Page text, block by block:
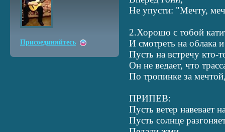
Не упусти: "Мечту,
2.Хорошо с тобой
И смотреть на облака
Пусть на встречу кто-
Он не ведает, что
По тропинке за
ПРИПЕВ:
Пусть ветер навевает
Пусть солнце
Присоединяйтесь